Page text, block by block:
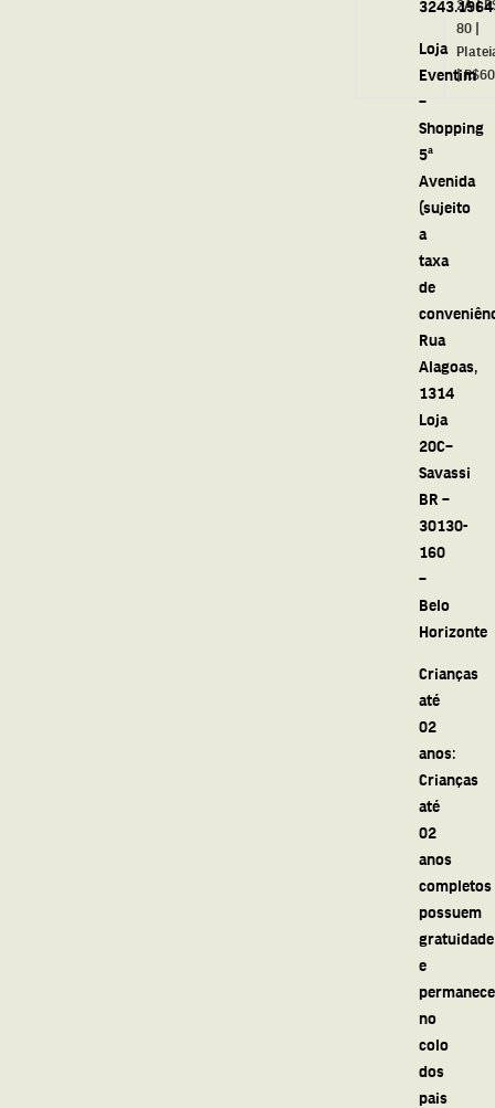
2A |
80 |
| R$60
3243.1964
Loja
Eventim
–
Shopping
5ª
Avenida
(sujeito
a
taxa
de
Rua
Alagoas,
1314
Loja
20C–
Savassi
BR –
30130-
160
–
Belo
Horizonte
Crianças
até
02
anos:
Crianças
até
02
anos
completos
possuem
gratuidade
e
no
colo
dos
pais